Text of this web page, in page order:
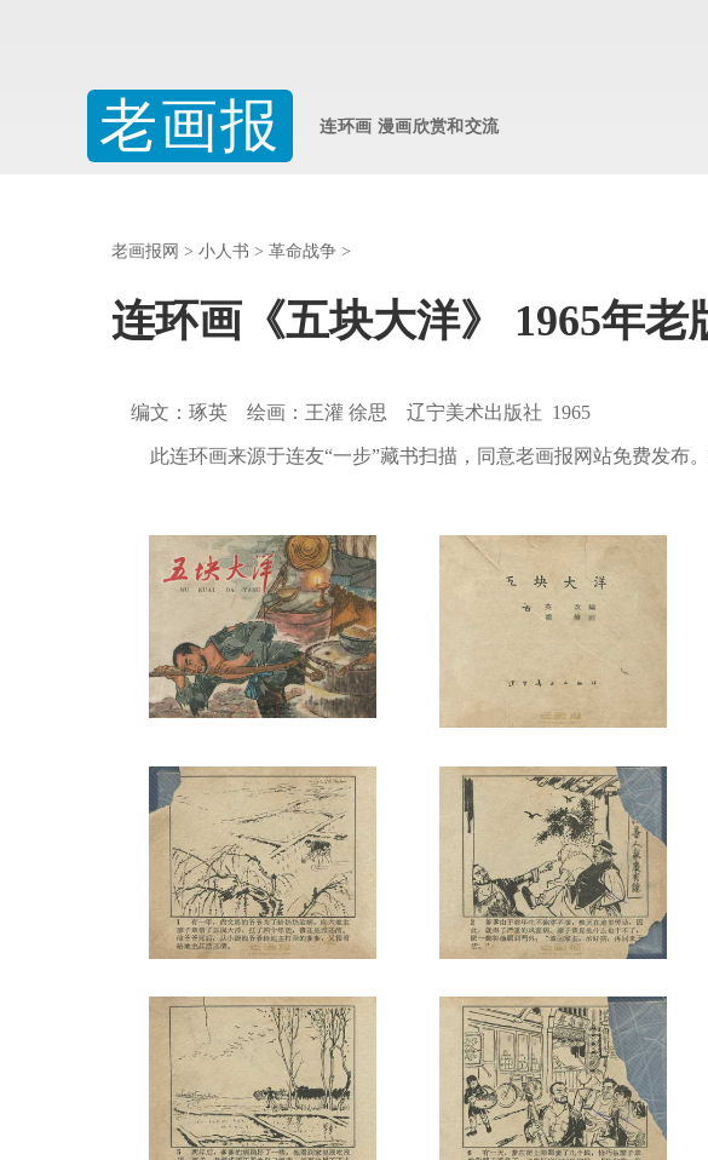
老画报 连环画 漫画欣赏和交流
老画报网 > 小人书 > 革命战争 >
连环画《五块大洋》 1965年老
编文：琢英 绘画：王灌 徐思 辽宁美术出版社 1965
此连环画来源于连友“一步”藏书扫描，同意老画报网站免费发布